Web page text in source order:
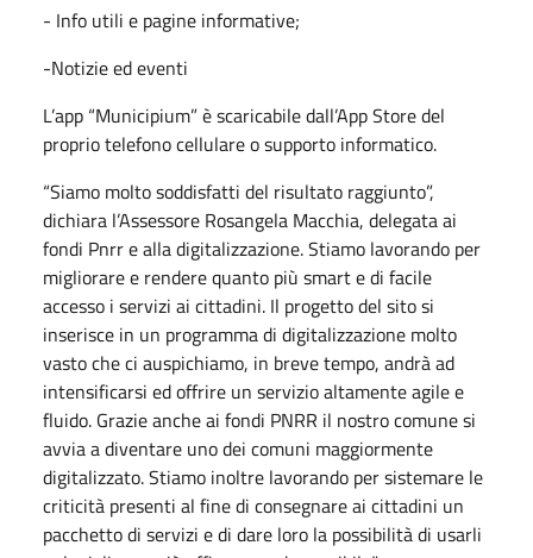
- Info utili e pagine informative;
-Notizie ed eventi
L’app “Municipium” è scaricabile dall’App Store del
proprio telefono cellulare o supporto informatico.
“Siamo molto soddisfatti del risultato raggiunto”,
dichiara l’Assessore Rosangela Macchia, delegata ai
fondi Pnrr e alla digitalizzazione. Stiamo lavorando per
migliorare e rendere quanto più smart e di facile
accesso i servizi ai cittadini. Il progetto del sito si
inserisce in un programma di digitalizzazione molto
vasto che ci auspichiamo, in breve tempo, andrà ad
intensificarsi ed offrire un servizio altamente agile e
fluido. Grazie anche ai fondi PNRR il nostro comune si
avvia a diventare uno dei comuni maggiormente
digitalizzato. Stiamo inoltre lavorando per sistemare le
criticità presenti al fine di consegnare ai cittadini un
pacchetto di servizi e di dare loro la possibilità di usarli